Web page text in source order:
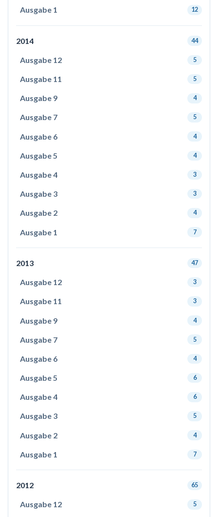
Ausgabe 1 12
2014 44
Ausgabe 12 5
Ausgabe 11 5
Ausgabe 9 4
Ausgabe 7 5
Ausgabe 6 4
Ausgabe 5 4
Ausgabe 4 3
Ausgabe 3 3
Ausgabe 2 4
Ausgabe 1 7
2013 47
Ausgabe 12 3
Ausgabe 11 3
Ausgabe 9 4
Ausgabe 7 5
Ausgabe 6 4
Ausgabe 5 6
Ausgabe 4 6
Ausgabe 3 5
Ausgabe 2 4
Ausgabe 1 7
2012 65
Ausgabe 12 5